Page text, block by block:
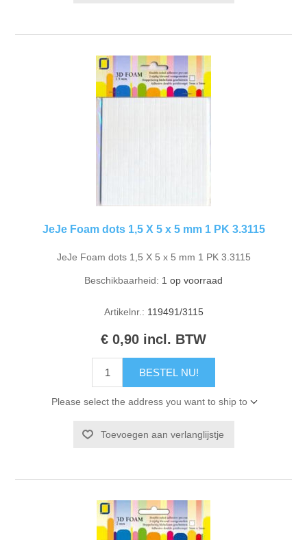
JeJe Foam dots 1,5 X 5 x 5 mm 1 PK 3.3115
JeJe Foam dots 1,5 X 5 x 5 mm 1 PK 3.3115
Beschikbaarheid: 1 op voorraad
Artikelnr.: 119491/3115
€ 0,90 incl. BTW
BESTEL NU!
Please select the address you want to ship to
Toevoegen aan verlanglijstje